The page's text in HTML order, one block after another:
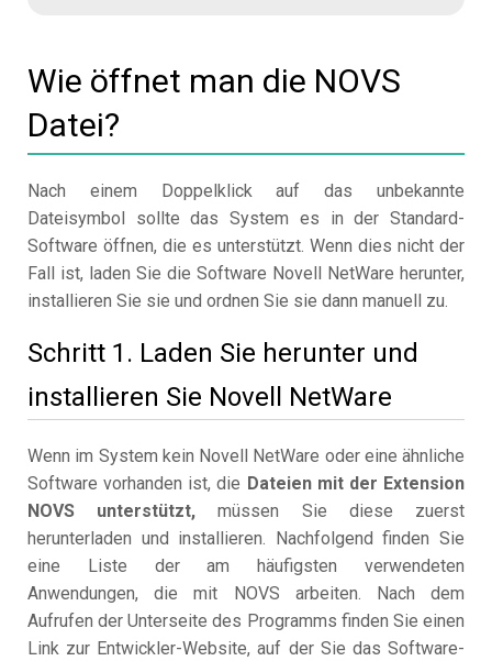
Wie öffnet man die NOVS
Datei?
Nach einem Doppelklick auf das unbekannte
Dateisymbol sollte das System es in der Standard-
Software öffnen, die es unterstützt. Wenn dies nicht der
Fall ist, laden Sie die Software Novell NetWare herunter,
installieren Sie sie und ordnen Sie sie dann manuell zu.
Schritt 1. Laden Sie herunter und
installieren Sie Novell NetWare
Wenn im System kein Novell NetWare oder eine ähnliche
Software vorhanden ist, die Dateien mit der Extension
NOVS unterstützt, müssen Sie diese zuerst
herunterladen und installieren. Nachfolgend finden Sie
eine Liste der am häufigsten verwendeten
Anwendungen, die mit NOVS arbeiten. Nach dem
Aufrufen der Unterseite des Programms finden Sie einen
Link zur Entwickler-Website, auf der Sie das Software-